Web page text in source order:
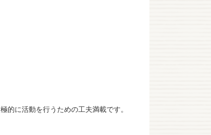
的に活動を行うための工夫満載です。